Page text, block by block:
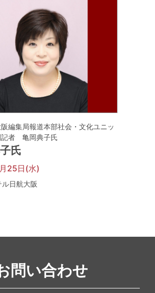
編集局報道本部社会・文化ユニッ
記者 亀岡典子氏
氏
25日(水)
ル日航大阪
問い合わせ